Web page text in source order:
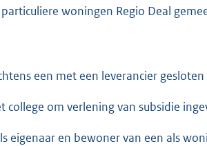
woningen Regio Deal
een met een leverancier
college om verlening van subsidie
eigenaar en bewoner van een als